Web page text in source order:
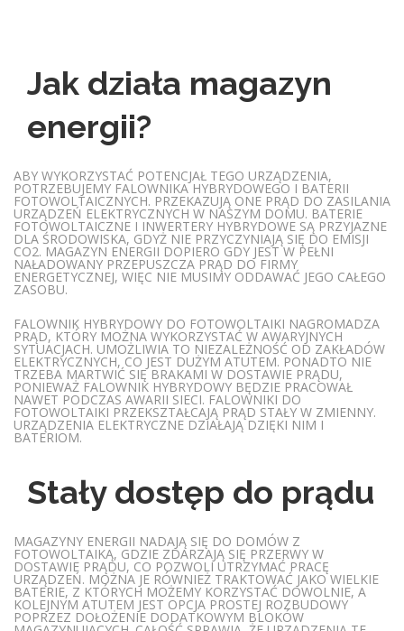
Jak działa magazyn
energii?
ABY WYKORZYSTAĆ POTENCJAŁ TEGO URZĄDZENIA,
POTRZEBUJEMY FALOWNIKA HYBRYDOWEGO I BATERII
FOTOWOLTAICZNYCH. PRZEKAZUJĄ ONE PRĄD DO ZASILANIA
URZĄDZEŃ ELEKTRYCZNYCH W NASZYM DOMU. BATERIE
FOTOWOLTAICZNE I INWERTERY HYBRYDOWE SĄ PRZYJAZNE
DLA ŚRODOWISKA, GDYŻ NIE PRZYCZYNIAJĄ SIĘ DO EMISJI
CO2. MAGAZYN ENERGII DOPIERO GDY JEST W PEŁNI
NAŁADOWANY PRZEPUSZCZA PRĄD DO FIRMY
ENERGETYCZNEJ, WIĘC NIE MUSIMY ODDAWAĆ JEGO CAŁEGO
ZASOBU.
FALOWNIK HYBRYDOWY DO FOTOWOLTAIKI NAGROMADZA
PRĄD, KTÓRY MOŻNA WYKORZYSTAĆ W AWARYJNYCH
SYTUACJACH. UMOŻLIWIA TO NIEZALEŻNOŚĆ OD ZAKŁADÓW
ELEKTRYCZNYCH, CO JEST DUŻYM ATUTEM. PONADTO NIE
TRZEBA MARTWIĆ SIĘ BRAKAMI W DOSTAWIE PRĄDU,
PONIEWAŻ FALOWNIK HYBRYDOWY BĘDZIE PRACOWAŁ
NAWET PODCZAS AWARII SIECI. FALOWNIKI DO
FOTOWOLTAIKI PRZEKSZTAŁCAJĄ PRĄD STAŁY W ZMIENNY.
URZĄDZENIA ELEKTRYCZNE DZIAŁAJĄ DZIĘKI NIM I
BATERIOM.
Stały dostęp do prądu
MAGAZYNY ENERGII NADAJĄ SIĘ DO DOMÓW Z
FOTOWOLTAIKĄ, GDZIE ZDARZAJĄ SIĘ PRZERWY W
DOSTAWIE PRĄDU, CO POZWOLI UTRZYMAĆ PRACĘ
URZĄDZEŃ. MOŻNA JE RÓWNIEŻ TRAKTOWAĆ JAKO WIELKIE
BATERIE, Z KTÓRYCH MOŻEMY KORZYSTAĆ DOWOLNIE, A
KOLEJNYM ATUTEM JEST OPCJA PROSTEJ ROZBUDOWY
POPRZEZ DOŁOŻENIE DODATKOWYM BLOKÓW